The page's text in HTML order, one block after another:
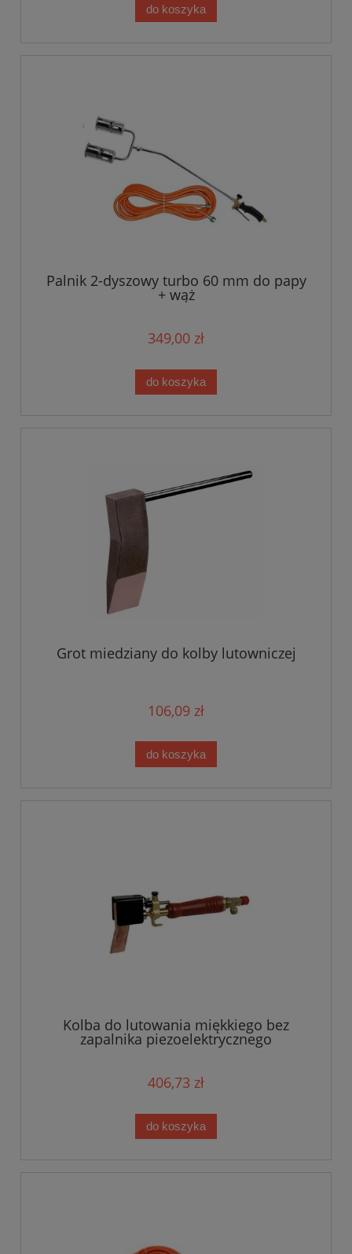
do koszyka
Palnik 2-dyszowy turbo 60 mm do papy
+ wąż
349,00 zł
do koszyka
Grot miedziany do kolby lutowniczej
106,09 zł
do koszyka
Kolba do lutowania miękkiego bez
zapalnika piezoelektrycznego
406,73 zł
do koszyka